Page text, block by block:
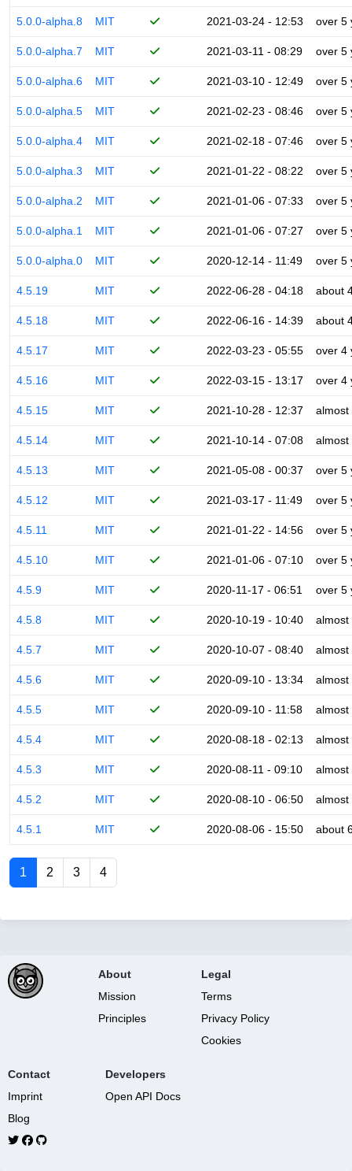
5.0.0-alpha.8 MIT 2021-03-24 - 12:53 over 5
5.0.0-alpha.7 MIT 2021-03-11 - 08:29 over 5
5.0.0-alpha.6 MIT 2021-03-10 - 12:49 over 5
5.0.0-alpha.5 MIT 2021-02-23 - 08:46 over 5
5.0.0-alpha.4 MIT 2021-02-18 - 07:46 over 5
5.0.0-alpha.3 MIT 2021-01-22 - 08:22 over 5
5.0.0-alpha.2 MIT 2021-01-06 - 07:33 over 5
5.0.0-alpha.1 MIT 2021-01-06 - 07:27 over 5
5.0.0-alpha.0 MIT 2020-12-14 - 11:49 over 5
4.5.19 MIT 2022-06-28 - 04:18 about
4.5.18 MIT 2022-06-16 - 14:39 about
4.5.17 MIT 2022-03-23 - 05:55 over 4
4.5.16 MIT 2022-03-15 - 13:17 over 4
4.5.15 MIT 2021-10-28 - 12:37 almost
4.5.14 MIT 2021-10-14 - 07:08 almost
4.5.13 MIT 2021-05-08 - 00:37 over 5
4.5.12 MIT 2021-03-17 - 11:49 over 5
4.5.11 MIT 2021-01-22 - 14:56 over 5
4.5.10 MIT 2021-01-06 - 07:10 over 5
4.5.9 MIT 2020-11-17 - 06:51 over 5
4.5.8 MIT 2020-10-19 - 10:40 almost
4.5.7 MIT 2020-10-07 - 08:40 almost
4.5.6 MIT 2020-09-10 - 13:34 almost
4.5.5 MIT 2020-09-10 - 11:58 almost
4.5.4 MIT 2020-08-18 - 02:13 almost
4.5.3 MIT 2020-08-11 - 09:10 almost
4.5.2 MIT 2020-08-10 - 06:50 almost
4.5.1 MIT 2020-08-06 - 15:50 about
1 2 3 4
About
Mission
Principles
Legal
Terms
Privacy Policy
Cookies
Contact
Imprint
Blog
Developers
Open API Docs